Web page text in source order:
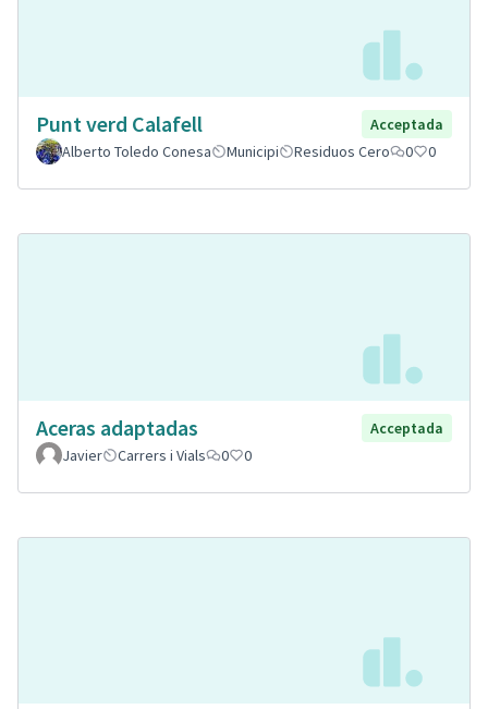
Punt verd Calafell
Acceptada
Alberto Toledo Conesa
Municipi Residuos Cero 0 0
Aceras adaptadas
Acceptada
Javier
Carrers i Vials 0 0